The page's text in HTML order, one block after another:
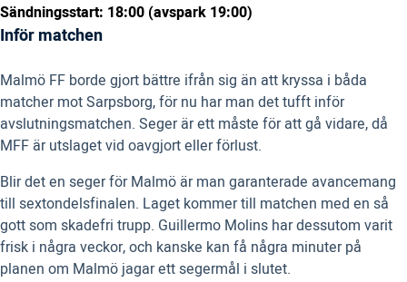
Sändningsstart: 18:00 (avspark 19:00)
Inför matchen
Malmö FF borde gjort bättre ifrån sig än att kryssa i båda
matcher mot Sarpsborg, för nu har man det tufft inför
avslutningsmatchen. Seger är ett måste för att gå vidare, då
MFF är utslaget vid oavgjort eller förlust.
Blir det en seger för Malmö är man garanterade avancemang
till sextondelsfinalen. Laget kommer till matchen med en så
gott som skadefri trupp. Guillermo Molins har dessutom varit
frisk i några veckor, och kanske kan få några minuter på
planen om Malmö jagar ett segermål i slutet.